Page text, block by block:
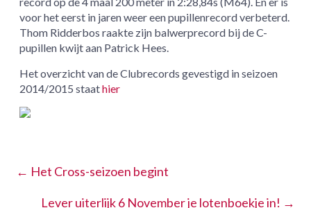
voor het eerst in jaren weer een pupillenrecord verbeterd.
Thom Ridderbos raakte zijn balwerprecord bij de C-
pupillen kwijt aan Patrick Hees.
Het overzicht van de Clubrecords gevestigd in seizoen
2014/2015 staathier
← Het Cross-seizoen begint
Lever uiterlijk 6 November je lotenboekje in! →